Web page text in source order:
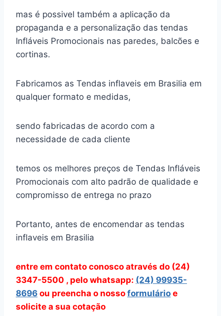
mas é possivel também a aplicação da
propaganda e a personalização das tendas
Infláveis Promocionais nas paredes, balcões e
cortinas.
Fabricamos as Tendas inflaveis em Brasilia em
qualquer formato e medidas,
sendo fabricadas de acordo com a
necessidade de cada cliente
temos os melhores preços de Tendas Infláveis
Promocionais com alto padrão de qualidade e
compromisso de entrega no prazo
Portanto, antes de encomendar as tendas
inflaveis em Brasilia
entre em contato conosco através do (24)
3347-5500 , pelo whatsapp: (24) 99935-
8696 ou preencha o nosso formulário e
solicite a sua cotação